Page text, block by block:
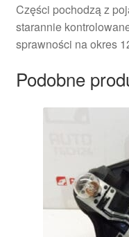
Części pochodzą z
starannie
sprawności na okres
Podobne